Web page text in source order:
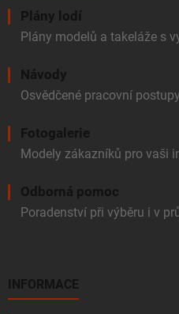
Plány lodí
Plány modelů a takeláže s
Návody
Osvědčené pracovní
Fotogalerie
Modely zákazníků pro vaši
Odborná pomoc
Poradenství při výběru i v
INFORMACE